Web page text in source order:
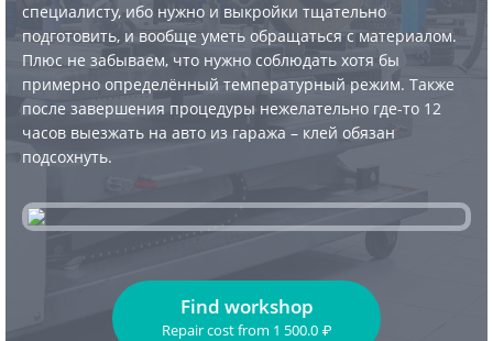
специалисту, ибо нужно и выкройки тщательно
подготовить, и вообще уметь обращаться с материалом.
Плюс не забываем, что нужно соблюдать хотя бы
примерно определённый температурный режим. Также
после завершения процедуры нежелательно где-то 12
часов выезжать на авто из гаража – клей обязан
подсохнуть.
Find workshop
Repair costfrom 1 500.0 ₽